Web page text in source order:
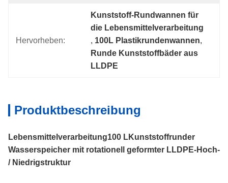
Hervorheben:
Kunststoff-Rundwannen für
die Lebensmittelverarbeitung
, 100L Plastikrundenwannen,
Runde Kunststoffbäder aus
LLDPE
Produktbeschreibung
Lebensmittelverarbeitung100 LKunststoffrunder
Wasserspeicher mit rotationell geformter LLDPE-Hoch-
/ Niedrigstruktur